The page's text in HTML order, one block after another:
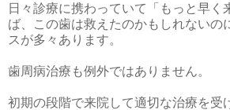
日々診療に携わっていて「もっと早く
ば、この歯は救えたのかもしれない
スが多々あります。
歯周病治療も例外ではありません。
初期の段階で来院して適切な治療を受